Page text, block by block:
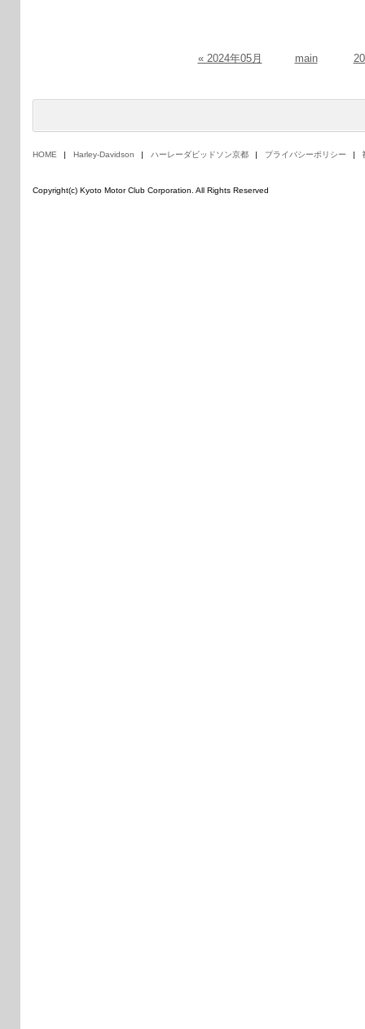
« 2024年05月 main
HOME Harley-Davidson ハーレーダビッドソン京都 プライバシーポリシー
Copyright(c) Kyoto Motor Club Corporation. All Rights Reserved